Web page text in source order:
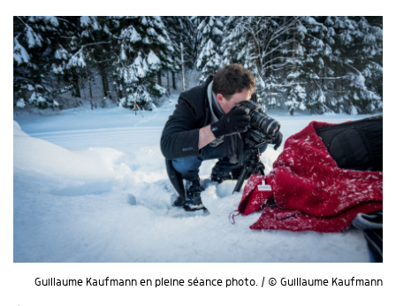
Guillaume Kaufmann en pleine séance photo. / © Guillaume Kaufmann